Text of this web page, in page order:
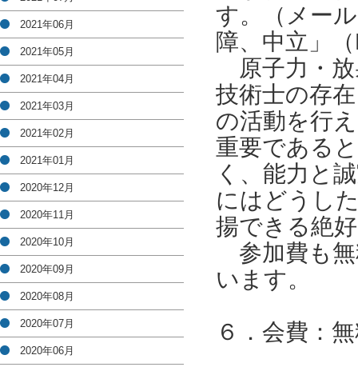
す。（メー
障、中立」
原子力・放
技術士の存
の活動を行
重要である
く、能力と
にはどうし
揚できる絶
参加費も無
います。
６．会費：
2021年06月
2021年05月
2021年04月
2021年03月
2021年02月
2021年01月
2020年12月
2020年11月
2020年10月
2020年09月
2020年08月
2020年07月
2020年06月